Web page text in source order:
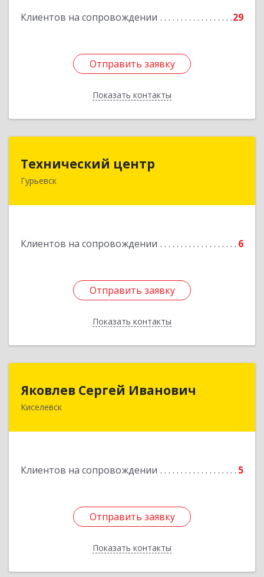
Клиентов на сопровождении 29
Отправить заявку
Показать контакты
Отправить заявку
Назад
Технический центр
Гурьевск
Клиентов на сопровождении 6
Отправить заявку
Показать контакты
Отправить заявку
Назад
Яковлев Сергей Иванович
Киселевск
Клиентов на сопровождении 5
Отправить заявку
Показать контакты
Яковлев Сергей Иванович
650002, Кемеровская обл, г.Кемерово, пр-т
Отправить заявку
Назад